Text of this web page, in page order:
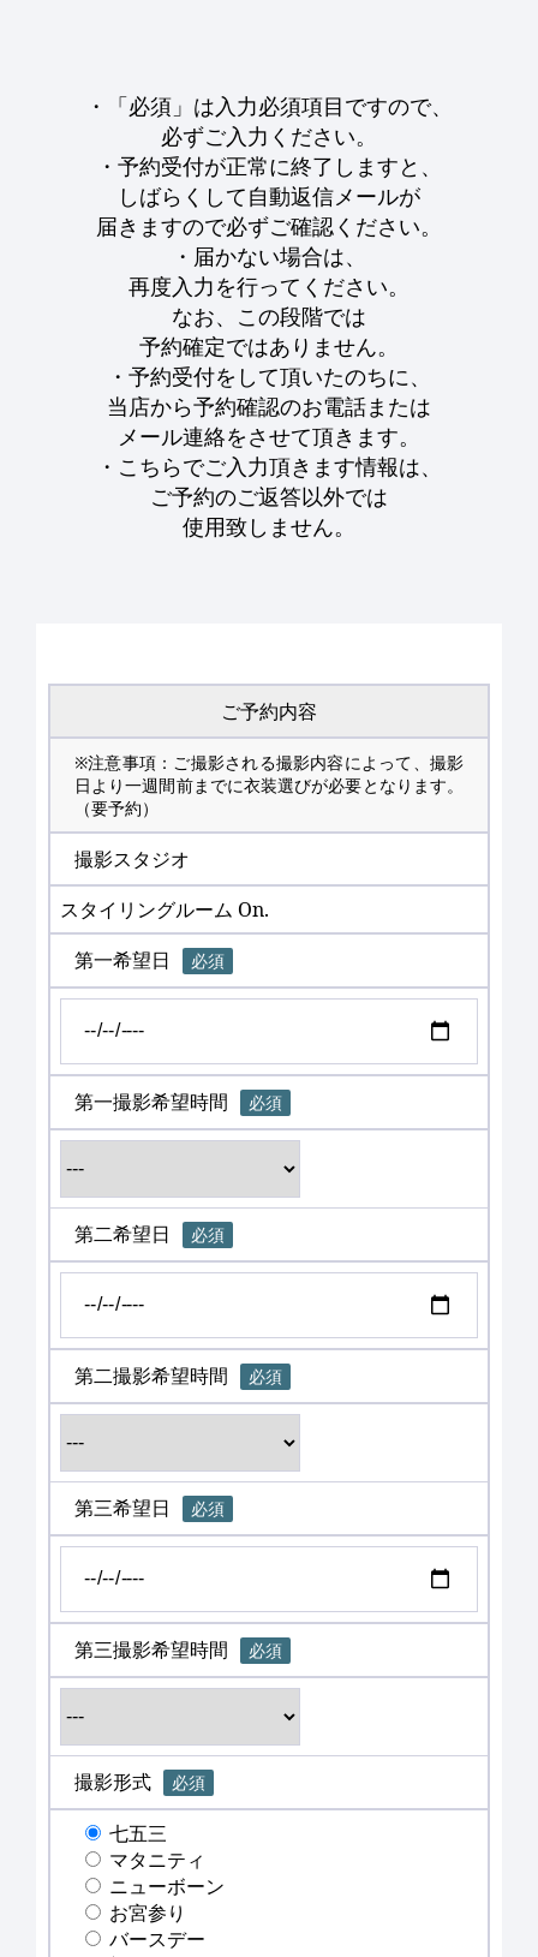
・「必須」は入力必須項目ですので、
必ずご入力ください。
・予約受付が正常に終了しますと、
しばらくして自動返信メールが
届きますので必ずご確認ください。
・届かない場合は、
再度入力を行ってください。
なお、この段階では
予約確定ではありません。
・予約受付をして頂いたのちに、
当店から予約確認のお電話または
メール連絡をさせて頂きます。
・こちらでご入力頂きます情報は、
ご予約のご返答以外では
使用致しません。
ご予約内容
※注意事項：ご撮影される撮影内容によって、撮影
日より一週間前までに衣装選びが必要となります。
（要予約）
撮影スタジオ
スタイリングルーム On.
第一希望日
必須
第一撮影希望時間 必須
第二希望日 必須
第二撮影希望時間 必須
第三希望日 必須
第三撮影希望時間 必須
撮影形式 必須
七五三
マタニティ
ニューボーン
お宮参り
バースデー